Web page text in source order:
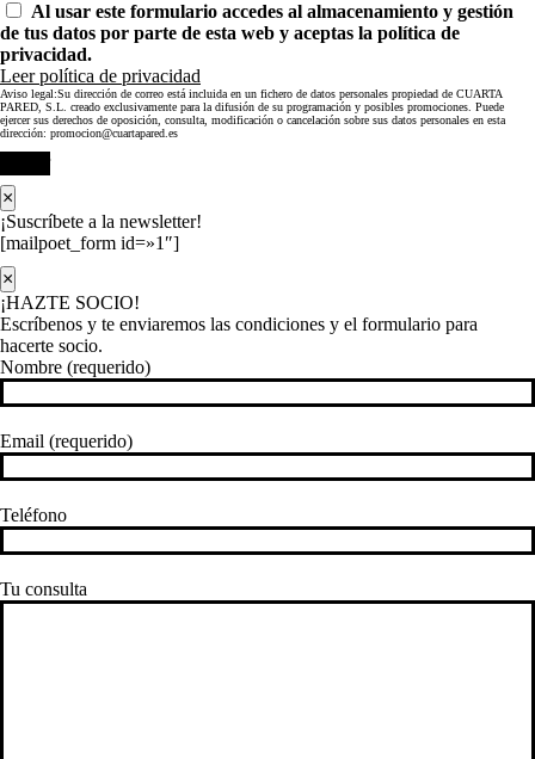
Al usar este formulario accedes al almacenamiento y gestión
de tus datos por parte de esta web y aceptas la política de
privacidad.
Leer política de privacidad
Aviso legal:Su dirección de correo está incluida en un fichero de datos personales propiedad de CUARTA
PARED, S.L. creado exclusivamente para la difusión de su programación y posibles promociones. Puede
ejercer sus derechos de oposición, consulta, modificación o cancelación sobre sus datos personales en esta
dirección: promocion@cuartapared.es
×
¡Suscríbete a la newsletter!
[mailpoet_form id=»1″]
×
¡HAZTE SOCIO!
Escríbenos y te enviaremos las condiciones y el formulario para
hacerte socio.
Nombre (requerido)
Email (requerido)
Teléfono
Tu consulta